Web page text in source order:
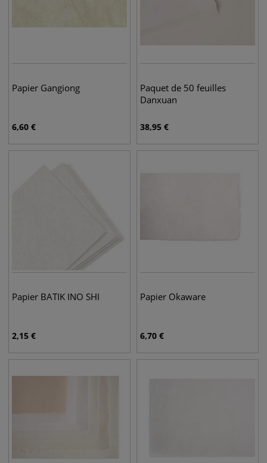
Papier Gangiong
6,60 €
Paquet de 50 feuilles
Danxuan
38,95 €
Papier BATIK INO SHI
2,15 €
Papier Okaware
6,70 €